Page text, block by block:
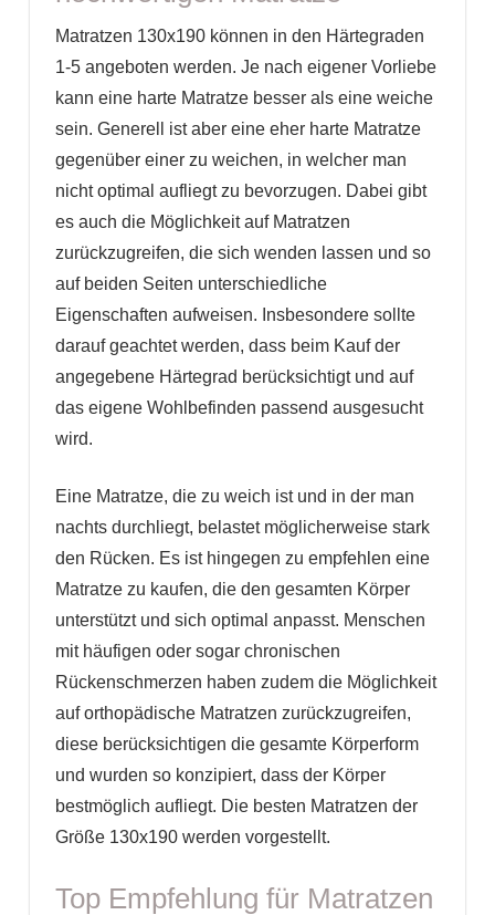
Matratzen 130x190 können in den Härtegraden
1-5 angeboten werden. Je nach eigener Vorliebe
kann eine harte Matratze besser als eine weiche
sein. Generell ist aber eine eher harte Matratze
gegenüber einer zu weichen, in welcher man
nicht optimal aufliegt zu bevorzugen. Dabei gibt
es auch die Möglichkeit auf Matratzen
zurückzugreifen, die sich wenden lassen und so
auf beiden Seiten unterschiedliche
Eigenschaften aufweisen. Insbesondere sollte
darauf geachtet werden, dass beim Kauf der
angegebene Härtegrad berücksichtigt und auf
das eigene Wohlbefinden passend ausgesucht
wird.
Eine Matratze, die zu weich ist und in der man
nachts durchliegt, belastet möglicherweise stark
den Rücken. Es ist hingegen zu empfehlen eine
Matratze zu kaufen, die den gesamten Körper
unterstützt und sich optimal anpasst. Menschen
mit häufigen oder sogar chronischen
Rückenschmerzen haben zudem die Möglichkeit
auf orthopädische Matratzen zurückzugreifen,
diese berücksichtigen die gesamte Körperform
und wurden so konzipiert, dass der Körper
bestmöglich aufliegt. Die besten Matratzen der
Größe 130x190 werden vorgestellt.
Top Empfehlung für Matratzen